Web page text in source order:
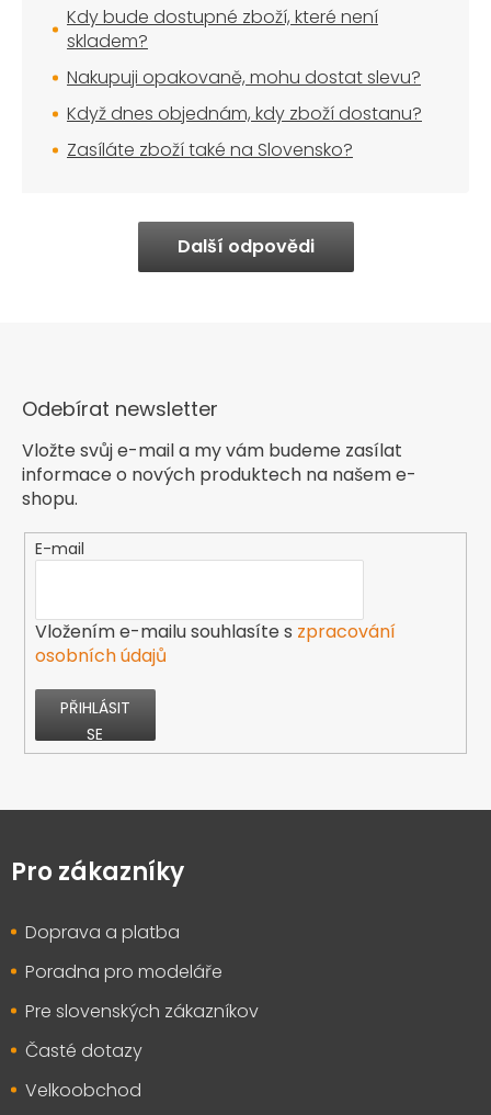
Kdy bude dostupné zboží, které není
skladem?
Nakupuji opakovaně, mohu dostat slevu?
Když dnes objednám, kdy zboží dostanu?
Zasíláte zboží také na Slovensko?
Další odpovědi
Odebírat newsletter
Vložte svůj e-mail a my vám budeme zasílat
informace o nových produktech na našem e-
shopu.
E-mail
Vložením e-mailu souhlasíte s zpracování
osobních údajů
PŘIHLÁSIT
SE
Z
pPro zákazníky
Doprava a platba
Poradna pro modeláře
Pre slovenských zákazníkov
Časté dotazy
Velkoobchod